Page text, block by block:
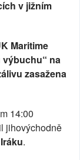
v jižním
Maritime
výbuchu“ na
zasažena
14:00
jihovýchodně
Iráku.